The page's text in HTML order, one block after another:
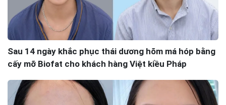
Sau 14 ngày khắc phục thái dương hõm má hóp bằng
cấy mỡ Biofat cho khách hàng Việt kiều Pháp